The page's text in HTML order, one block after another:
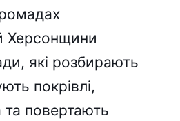
Херсонщини
які розбирають
покрівлі,
та повертають